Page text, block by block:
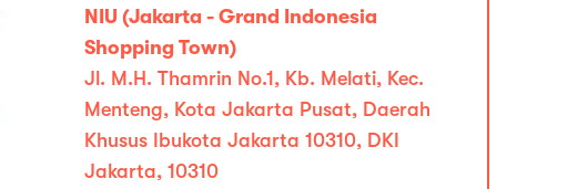
NIU (Jakarta - Grand Indonesia
Shopping Town)
Jl. M.H. Thamrin No.1, Kb. Melati, Kec.
Menteng, Kota Jakarta Pusat, Daerah
Khusus Ibukota Jakarta 10310, DKI
Jakarta, 10310